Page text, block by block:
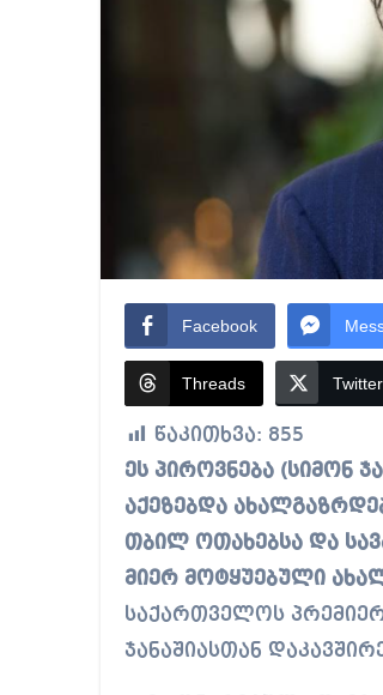
Facebook
Threads Twitter
წაკითხვა: 855
ეს პიროვნება (სიმონ ჯანაშია – ილიას უნივერსიტეტის ლექტორი) უშუალოდ
აქეზებდა
თბილ ოთახებსა და
მიერ მოტყუებული
საქართველოს
ჯანაშიასთან